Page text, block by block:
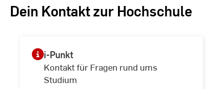
Dein Kontakt zur Hochschule
i-Punkt
Kontakt für Fragen rund ums
Studium